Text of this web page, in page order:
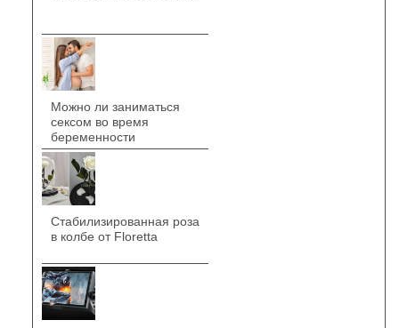
Можно ли заниматься
сексом во время
беременности
Стабилизированная роза
в колбе от Floretta